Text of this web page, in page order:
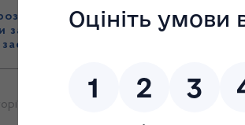
торгівля
засобами, імпорт
(крім АФІ)
Державний
нагляд
з контролю якості лікарських засобів